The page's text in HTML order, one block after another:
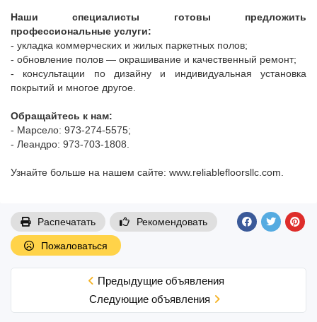
Наши специалисты готовы предложить
профессиональные услуги:
- укладка коммерческих и жилых паркетных полов;
- обновление полов — окрашивание и качественный ремонт;
- консультации по дизайну и индивидуальная установка
покрытий и многое другое.
Обращайтесь к нам:
- Марсело: 973-274-5575;
- Леандро: 973-703-1808.
Узнайте больше на нашем сайте: www.reliablefloorsllc.com.
Распечатать Рекомендовать
Пожаловаться
Предыдущие объявления
Cледующие объявления